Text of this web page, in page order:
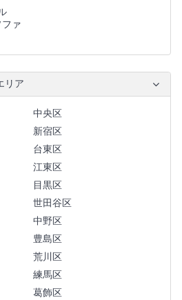
ァ
リア
中央区
新宿区
台東区
江東区
目黒区
世田谷区
中野区
豊島区
荒川区
練馬区
葛飾区